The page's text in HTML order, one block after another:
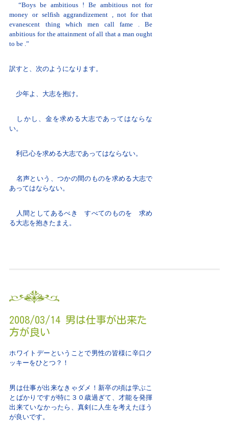
“Boys be ambitious ! Be ambitious not for
money or selfish aggrandizement , not for that
evanescent thing which men call fame . Be
anbitious for the attainment of all that a man ought
to be .”
訳すと、次のようになります。
少年よ、大志を抱け。
しかし、金を求める大志であってはならな
い。
利己心を求める大志であってはならない。
名声という、つかの間のものを求める大志で
あってはならない。
人間としてあるべき すべてのものを 求め
る大志を抱きたまえ。
2008/03/14 男は仕事が出来た
方が良い
ホワイトデーということで男性の皆様に辛口ク
ッキーをひとつ？！
男は仕事が出来なきゃダメ！新卒の頃は学ぶこ
とばかりですが特に３０歳過ぎて、才能を発揮
出来ていなかったら、真剣に人生を考えたほう
が良いです。